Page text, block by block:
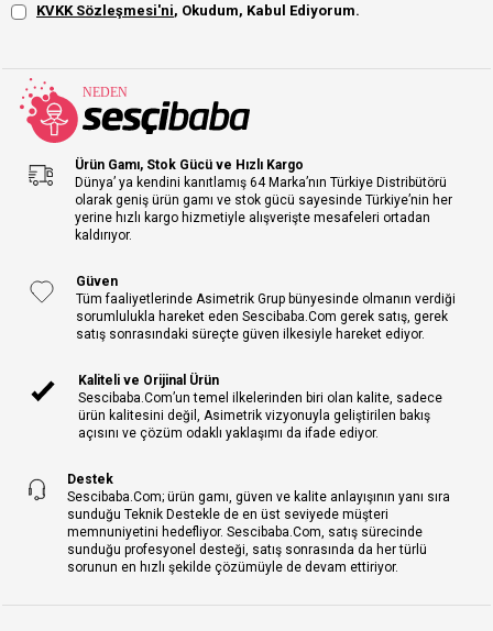
KVKK Sözleşmesi'ni, Okudum, Kabul Ediyorum.
Ürün Gamı, Stok Gücü ve Hızlı Kargo
Dünya’ ya kendini kanıtlamış 64 Marka’nın Türkiye Distribütörü
olarak geniş ürün gamı ve stok gücü sayesinde Türkiye’nin her
yerine hızlı kargo hizmetiyle alışverişte mesafeleri ortadan
kaldırıyor.
Güven
Tüm faaliyetlerinde Asimetrik Grup bünyesinde olmanın verdiği
sorumlulukla hareket eden Sescibaba.Com gerek satış, gerek
satış sonrasındaki süreçte güven ilkesiyle hareket ediyor.
Kaliteli ve Orijinal Ürün
Sescibaba.Com’un temel ilkelerinden biri olan kalite, sadece
ürün kalitesini değil, Asimetrik vizyonuyla geliştirilen bakış
açısını ve çözüm odaklı yaklaşımı da ifade ediyor.
Destek
Sescibaba.Com; ürün gamı, güven ve kalite anlayışının yanı sıra
sunduğu Teknik Destekle de en üst seviyede müşteri
memnuniyetini hedefliyor. Sescibaba.Com, satış sürecinde
sunduğu profesyonel desteği, satış sonrasında da her türlü
sorunun en hızlı şekilde çözümüyle de devam ettiriyor.